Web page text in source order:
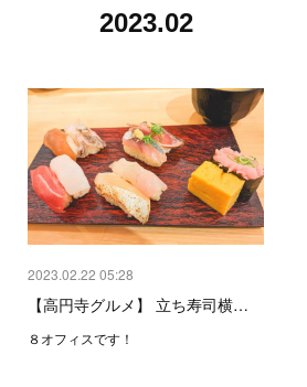
2023.02
2023.02.22 05:28
【高円寺グルメ】 立ち寿司横…
８オフィスです！